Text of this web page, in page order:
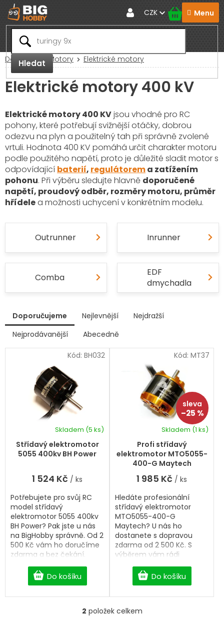
Přejít
na
obsah
Hledat
CZK
Domů RC Motory Elektrické motory
Elektrické motory 400 kV
Elektrické motory 400 KVjsou vhodné pro RC
pohony, které potřebují svižnější otáčky, dobrou
odezvu na plyn a použitelný tah při správně zvolené
vrtuli. Hodnota 400 KV pomáhá určit charakter motoru
podle použitého napětí, proto je důležité sladit motor s
odpovídající baterií, regulátorema zatížením
pohonu. Při výběru sledujte hlavně doporučené
napětí, proudový odběr, rozměry motoru, průměr
hřídelea možnosti uchycení v konkrétním modelu.
Outrunner Inrunner
Comba
EDF
dmychadla
a
Doporučujeme Nejlevnější
Nejdražší
Nejprodávanější
Abecedně
ý
i
Střídavý elektromotor
5055 400kv BH Power
Skladem (5 ks)
1 524 Kč / ks
Do košíku
Potřebujete pro svůj RC
model střídavý
elektromotor 5055 400kv
BH Power? Pak jste u nás
na BigHobby správně. Od 2
500 Kč vám ho doručíme
zdarma a bez čekání.
Kód: BH032
–25 %
Profi střídavý
elektromotor MTO5055-
400-G Maytech
Skladem (1 ks)
1 985 Kč / ks
Do košíku
Hledáte profesionální
střídavý elektromotor
MTO5055-400-G
Maytech? U nás ho
dostanete s dopravou
zdarma od 2 500 Kč. S
výběrem vám rádi
Kód: MT37
O
2 položek celkem